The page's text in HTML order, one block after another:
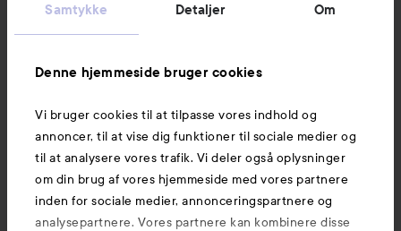
Samtykke Detaljer Om
Denne hjemmeside bruger cookies
Vi bruger cookies til at tilpasse vores indhold og
annoncer, til at vise dig funktioner til sociale medier og
til at analysere vores trafik. Vi deler også oplysninger
om din brug af vores hjemmeside med vores partnere
inden for sociale medier, annonceringspartnere og
analysepartnere. Vores partnere kan kombinere disse